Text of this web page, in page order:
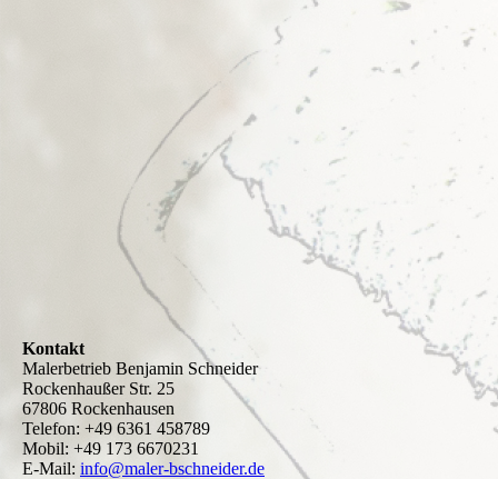
Kontakt
Malerbetrieb Benjamin Schneider
Rockenhaußer Str. 25
67806 Rockenhausen
Telefon: +49 6361 458789
Mobil: +49 173 6670231
E-Mail: info@maler-bschneider.de